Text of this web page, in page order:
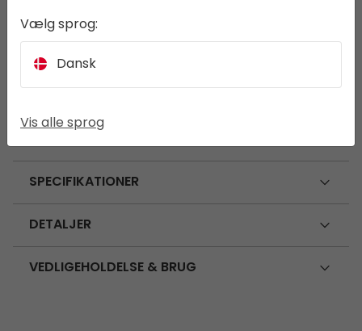
på 180 liter i minuttet sikrer den hurtig og
ubesværet oppustning og tømning, ideel til
luftmadrasser, outdoor udstyr og meget mere.
Genopladelig via USB-C kombinerer den
praktisk funktionalitet og alsidighed, hvilket gør
den uundværlig til kompakte eventyr.
SPECIFIKATIONER
DETALJER
VEDLIGEHOLDELSE & BRUG
Vælg sprog:
Dansk
Vis alle sprog